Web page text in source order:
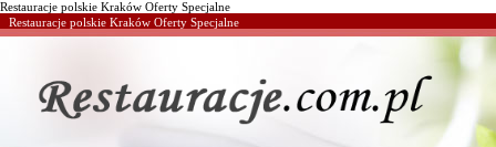
Restauracje polskie Kraków Oferty Specjalne
Restauracje polskie Kraków Oferty Specjalne